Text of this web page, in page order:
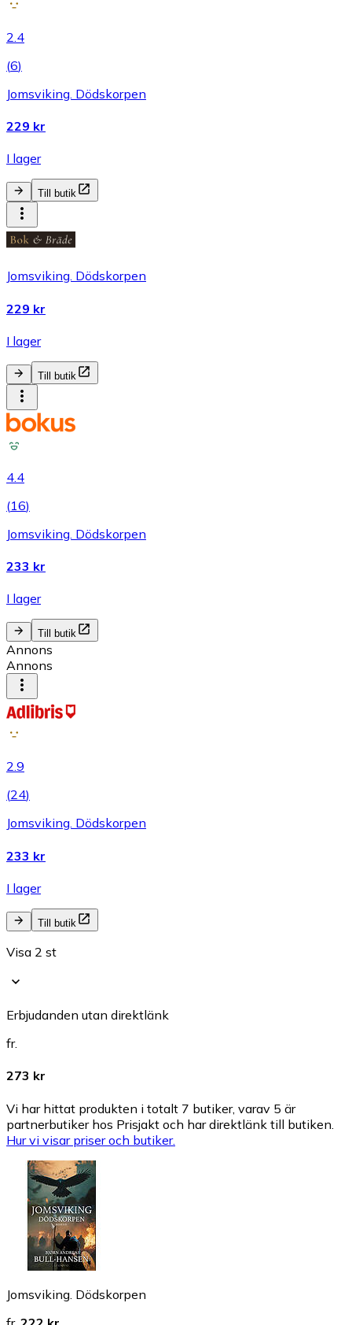
2.4
(6)
Jomsviking. Dödskorpen
229 kr
I lager
Till butik
Jomsviking. Dödskorpen
229 kr
I lager
Till butik
4.4
(16)
Jomsviking. Dödskorpen
233 kr
I lager
Till butik
Annons
Annons
2.9
(24)
Jomsviking. Dödskorpen
233 kr
I lager
Till butik
Visa 2 st
Erbjudanden utan direktlänk
fr.
273 kr
Vi har hittat produkten i totalt 7 butiker, varav 5 är
partnerbutiker hos Prisjakt och har direktlänk till butiken.
Hur vi visar priser och butiker.
Jomsviking. Dödskorpen